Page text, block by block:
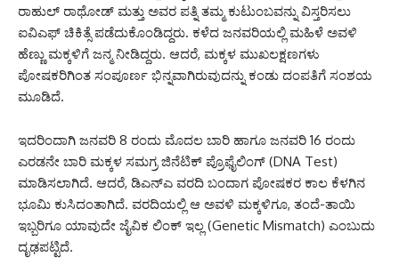
ರಾಹುಲ್ ರಾಥೋಡ್ ಮತ್ತು ಅವರ ಪತ್ನಿ ತಮ್ಮ ಕುಟುಂಬವನ್ನು ವಿಸ್ತರಿಸಲು
ಐವಿಎಫ್ ಚಿಕಿತ್ಸೆ ಪಡೆದುಕೊಂಡಿದ್ದರು. ಕಳೆದ ಜನವರಿಯಲ್ಲಿ ಮಹಿಳೆ ಅವಳಿ
ಹೆಣ್ಣು ಮಕ್ಕಳಿಗೆ ಜನ್ಮ ನೀಡಿದ್ದರು. ಆದರೆ, ಮಕ್ಕಳ ಮುಖಲಕ್ಷಣಗಳು
ಪೋಷಕರಿಗಿಂತ ಸಂಪೂರ್ಣ ಭಿನ್ನವಾಗಿರುವುದನ್ನು ಕಂಡು ದಂಪತಿಗೆ ಸಂಶಯ
ಮೂಡಿದೆ.
ಇದರಿಂದಾಗಿ ಜನವರಿ 8 ರಂದು ಮೊದಲ ಬಾರಿ ಹಾಗೂ ಜನವರಿ 16 ರಂದು
ಎರಡನೇ ಬಾರಿ ಮಕ್ಕಳ ಸಮಗ್ರ ಜಿನೆಟಿಕ್ ಪ್ರೊಫೈಲಿಂಗ್ (DNA Test)
ಮಾಡಿಸಲಾಗಿದೆ. ಆದರೆ, ಡಿಎನ್‌ಎ ವರದಿ ಬಂದಾಗ ಪೋಷಕರ ಕಾಲ ಕೆಳಗಿನ
ಭೂಮಿ ಕುಸಿದಂತಾಗಿದೆ. ವರದಿಯಲ್ಲಿ ಆ ಅವಳಿ ಮಕ್ಕಳಿಗೂ, ತಂದೆ-ತಾಯಿ
ಇಬ್ಬರಿಗೂ ಯಾವುದೇ ಜೈವಿಕ ಲಿಂಕ್ ಇಲ್ಲ (Genetic Mismatch) ಎಂಬುದು
ದೃಢಪಟ್ಟಿದೆ.